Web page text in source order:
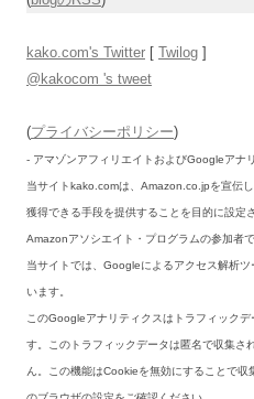
kako.com's Twitter [ Twilog ]
@kakocom 's tweet
(プライバシーポリシー)
- アマゾンアフィリエイトおよびGoogleアナ
当サイトkako.comは、Amazon.co.jpを宣伝
獲得できる手段を提供することを目的に設定
Amazonアソシエイト・プログラムの参加者で
当サイトでは、Googleによるアクセス解析
います。
このGoogleアナリティクスはトラフィック
す。このトラフィックデータは匿名で収集さ
ん。この機能はCookieを無効にすることで